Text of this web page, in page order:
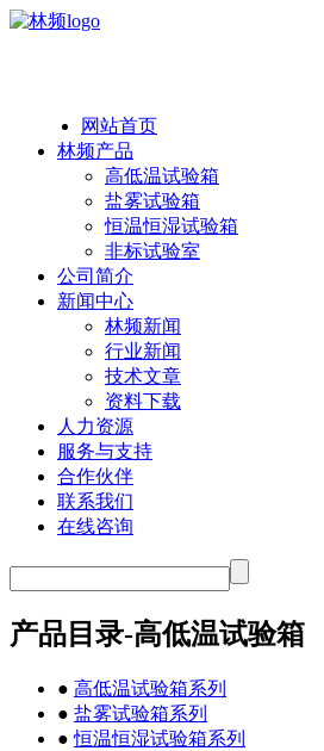
网站首页
林频产品
高低温试验箱
盐雾试验箱
恒温恒湿试验箱
非标试验室
公司简介
新闻中心
林频新闻
行业新闻
技术文章
资料下载
人力资源
服务与支持
合作伙伴
联系我们
在线咨询
产品目录-高低温试验箱
● 高低温试验箱系列
● 盐雾试验箱系列
●恒温恒湿试验箱系列